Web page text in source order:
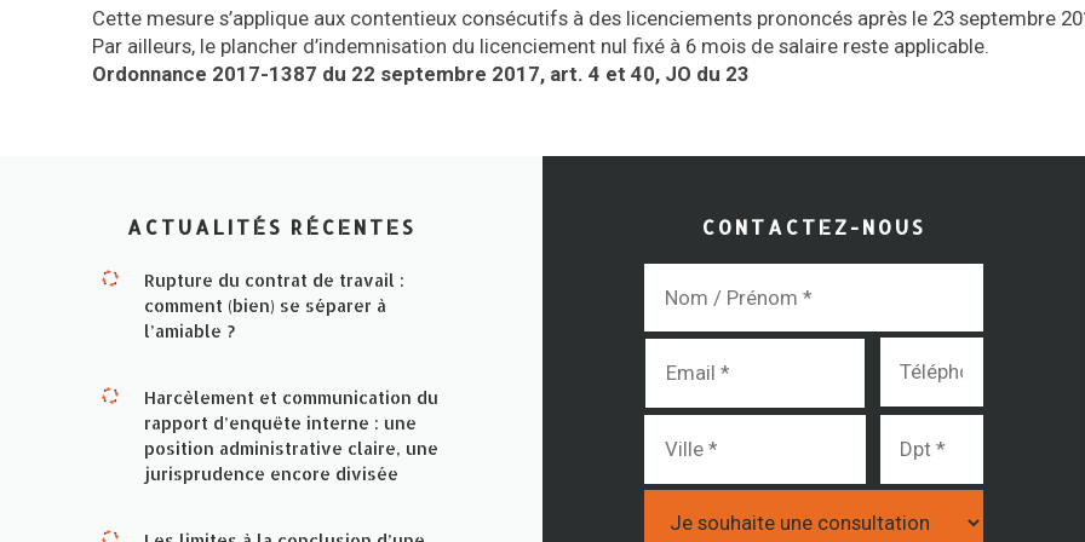
Cette mesure s’applique aux contentieux consécutifs à des licenciements prononcés après le 23 septembre
Par ailleurs, le plancher d’indemnisation du licenciement nul fixé à 6 mois de salaire reste applicable.
Ordonnance 2017-1387 du 22 septembre 2017, art. 4 et 40, JO du 23
ACTUALITÉS RÉCENTES
Rupture du contrat de travail :
comment (bien) se séparer à
l’amiable ?
Harcèlement et communication du
rapport d’enquête interne : une
position administrative claire, une
jurisprudence encore divisée
CONTACTEZ-NOUS